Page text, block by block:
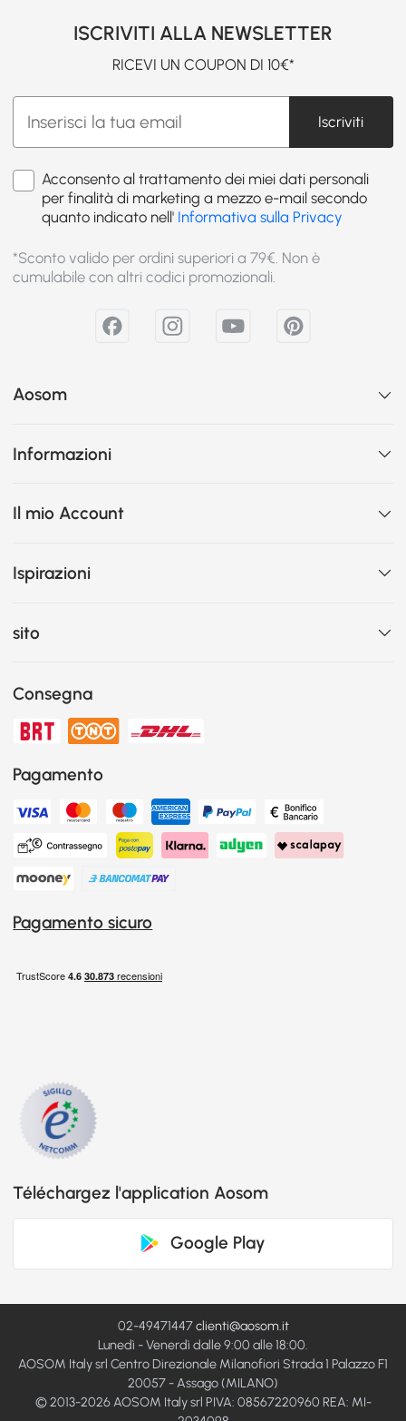
ISCRIVITI ALLA NEWSLETTER
RICEVI UN COUPON DI 10€*
Iscriviti
Acconsento al trattamento dei miei dati personali
per finalità di marketing a mezzo e-mail secondo
quanto indicato nell' Informativa sulla Privacy
*Sconto valido per ordini superiori a 79€. Non è
cumulabile con altri codici promozionali.
Aosom
Informazioni
Il mio Account
Ispirazioni
sito
Consegna
Pagamento
Pagamento sicuro
Téléchargez l'application Aosom
Google Play
02-49471447clienti@aosom.it
Lunedì - Venerdì dalle 9:00 alle 18:00.
AOSOM Italy srl Centro Direzionale Milanofiori Strada 1 Palazzo F1
20057 - Assago (MILANO)
© 2013-2026 AOSOM Italy srl PIVA: 08567220960 REA: MI-